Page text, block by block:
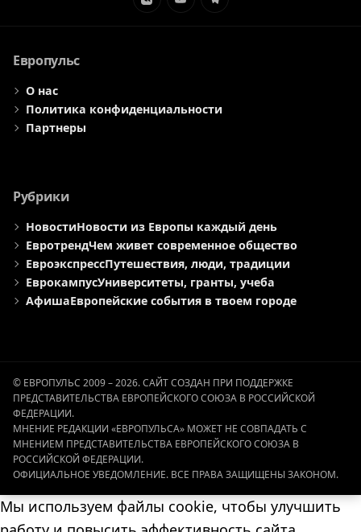
ЭлементЭлементЭлемент
Европульс
О нас
Политика конфиденциальности
Партнеры
Рубрики
НовостиНовости из Европы каждый день
ЕвротрендЧем живет современное общество
ЕвроэкспрессПутешествия, люди, традиции
ЕврокампусУниверситеты, гранты, учеба
АфишаЕвропейские события в твоем городе
© ЕВРОПУЛЬС 2009 – 2026. САЙТ СОЗДАН ПРИ ПОДДЕРЖКЕ
ПРЕДСТАВИТЕЛЬСТВА ЕВРОПЕЙСКОГО СОЮЗА В РОССИЙСКОЙ
ФЕДЕРАЦИИ.
МНЕНИЕ РЕДАКЦИИ «ЕВРОПУЛЬСА» МОЖЕТ НЕ СОВПАДАТЬ С
МНЕНИЕМ ПРЕДСТАВИТЕЛЬСТВА ЕВРОПЕЙСКОГО СОЮЗА В
РОССИЙСКОЙ ФЕДЕРАЦИИ.
ОФИЦИАЛЬНОЕ УВЕДОМЛЕНИЕ. ВСЕ ПРАВА ЗАЩИЩЕНЫ ЗАКОНОМ.
Мы используем файлы cookie, чтобы улучшить